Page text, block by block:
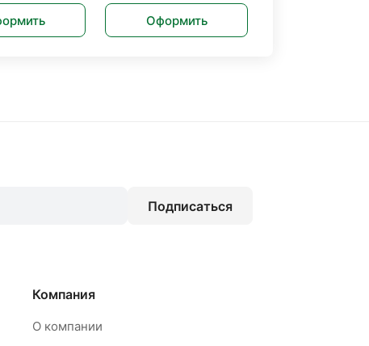
Оформить
Подписаться
Компания
О компании